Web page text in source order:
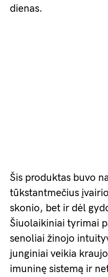
dienas.
Šis produktas buvo
tūkstantmečius
skonio, bet ir dėl
Šiuolaikiniai tyrimai
senoliai žinojo
junginiai veikia
imuninę sistemą ir